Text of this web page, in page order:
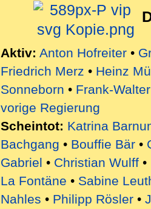
Aktiv: Anton Hofreiter•
Friedrich Merz • Heinz
Sonneborn • Frank-
vorige Regierung
Scheintot: Katrina
Bachgang • Bouffie Bär•
Gabriel • Christian Wulff•
La Fontäne • Sabine
Nahles • Philipp Rösler•